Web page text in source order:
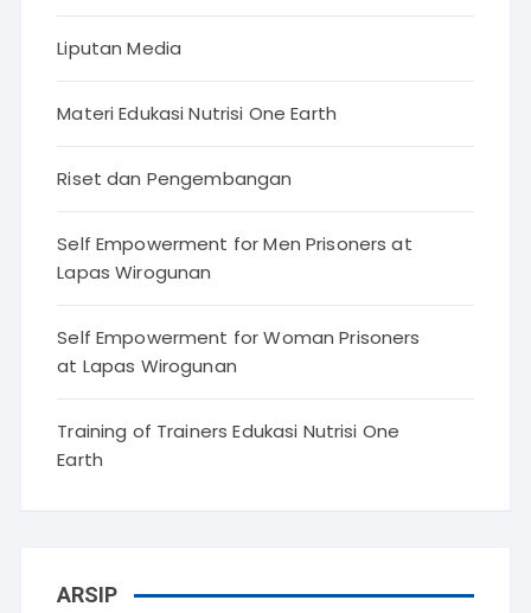
Liputan Media
Materi Edukasi Nutrisi One Earth
Riset dan Pengembangan
Self Empowerment for Men Prisoners at
Lapas Wirogunan
Self Empowerment for Woman Prisoners
at Lapas Wirogunan
Training of Trainers Edukasi Nutrisi One
Earth
ARSIP